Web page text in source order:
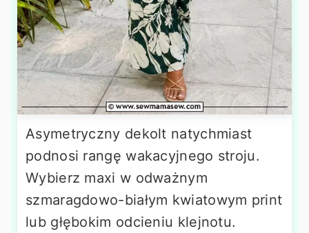
Asymetryczny dekolt natychmiast
podnosi rangę wakacyjnego stroju.
Wybierz maxi w odważnym
szmaragdowo-białym kwiatowym print
lub głębokim odcieniu klejnotu.